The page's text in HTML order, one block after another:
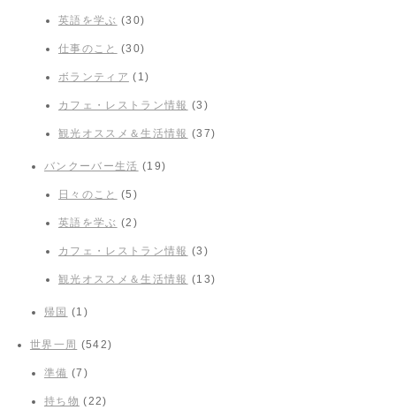
英語を学ぶ (30)
仕事のこと (30)
ボランティア (1)
カフェ・レストラン情報 (3)
観光オススメ＆生活情報 (37)
バンクーバー生活 (19)
日々のこと (5)
英語を学ぶ (2)
カフェ・レストラン情報 (3)
観光オススメ＆生活情報 (13)
帰国 (1)
世界一周 (542)
準備 (7)
持ち物 (22)